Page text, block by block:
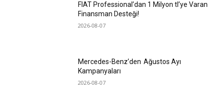
FIAT Professional’dan 1 Milyon tl’ye Varan
Finansman Desteği!
2026-08-07
Mercedes-Benz’den Ağustos Ayı
Kampanyaları
2026-08-07